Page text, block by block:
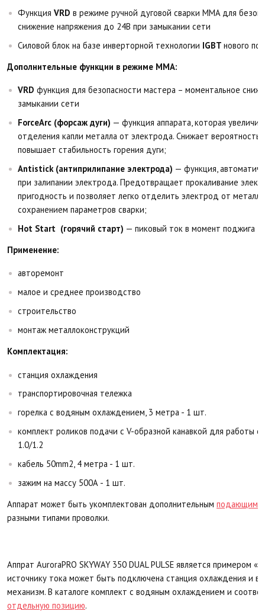
Функция VRD в режиме ручной дуговой сварки MMA для
снижение напряжения до 24В при замыкании сети
Силовой блок на базе инверторной технологии IGBT нового
Дополнительные функции в режиме ММА:
VRD функция для безопасности мастера – моментальное
замыкании сети
ForceArc (форсаж дуги) — функция аппарата, которая
отделения капли металла от электрода. Снижает вероятность
повышает стабильность горения дуги;
Antistick (антиприлипание электрода) — функция,
при залипании электрода. Предотвращает прокаливание
пригодность и позволяет легко отделить электрод от
сохранением параметров сварки;
Hot Start (горячий старт) — пиковый ток в момент поджига
Применение:
авторемонт
малое и среднее производство
строительство
монтаж металлоконструкций
Комплектация:
станция охлаждения
транспортировочная тележка
горелка с водяным охлаждением, 3 метра - 1 шт.
комплект роликов подачи с V-образной канавкой для работы
1.0/1.2
кабель 50mm2, 4 метра - 1 шт.
зажим на массу 500А - 1 шт.
Аппарат может быть укомплектован дополнительным подающим
разными типами проволки.
Аппрат AuroraPRO SKYWAY 350 DUAL PULSE является примером
источнику тока может быть подключена станция охлаждения и
механизм. В каталоге комплект с водяным охлаждением и
отдельную позицию.